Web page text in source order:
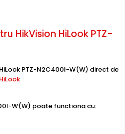
sau emite mesaje
W(W) dispune de
transmisia datelor fara fir.
nu este posibila sau
W(W) dispune de
HikVision HiLook PTZ-
PTZ-N2C400I-W(W) direct de
W(W) poate functiona cu: